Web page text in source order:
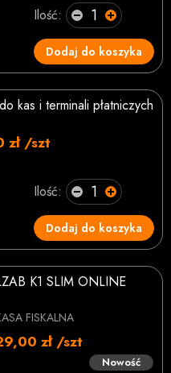
Ilość:
Dodaj do koszyka
kas i terminali płatniczych
zł /szt
Ilość:
Dodaj do koszyka
K1 SLIM ONLINE
FISKALNA
zł /szt
Nowość